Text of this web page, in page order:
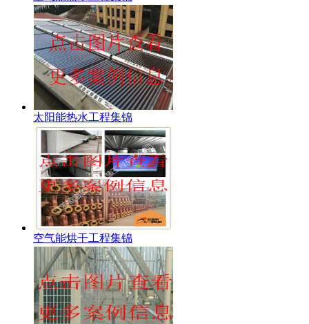
太阳能热水工程集锦
空气能烘干工程集锦